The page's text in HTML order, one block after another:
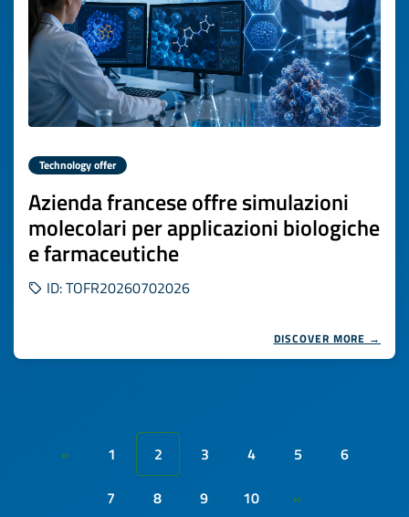
Technology offer
Azienda francese offre simulazioni
molecolari per applicazioni biologiche
e farmaceutiche
ID: TOFR20260702026
DISCOVER MORE →
« 1 2 3 4 5
6
7
8 9 10 »